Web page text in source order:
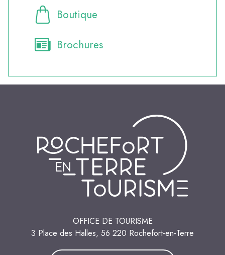
Boutique
Brochures
OFFICE DE TOURISME
3 Place des Halles, 56 220 Rochefort-en-Terre